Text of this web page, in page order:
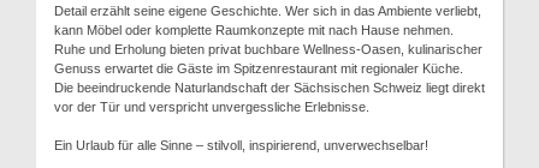
Detail erzählt seine eigene Geschichte. Wer sich in das Ambiente verliebt,
kann Möbel oder komplette Raumkonzepte mit nach Hause nehmen.
Ruhe und Erholung bieten privat buchbare Wellness-Oasen, kulinarischer
Genuss erwartet die Gäste im Spitzenrestaurant mit regionaler Küche.
Die beeindruckende Naturlandschaft der Sächsischen Schweiz liegt direkt
vor der Tür und verspricht unvergessliche Erlebnisse.
Ein Urlaub für alle Sinne – stilvoll, inspirierend, unverwechselbar!